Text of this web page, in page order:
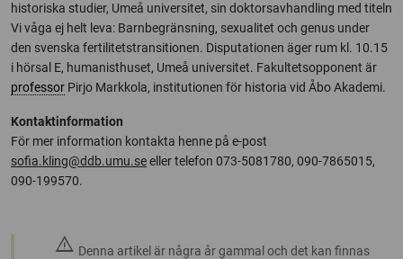
historiska studier, Umeå universitet, sin doktorsavhandling med titeln
Vi våga ej helt leva: Barnbegränsning, sexualitet och genus under
den svenska fertilitetstransitionen. Disputationen äger rum kl. 10.15
i hörsal E, humanisthuset, Umeå universitet. Fakultetsopponent är
professor Pirjo Markkola, institutionen för historia vid Åbo Akademi.
Kontaktinformation
För mer information kontakta henne på e-post
sofia.kling@ddb.umu.seeller telefon 073-5081780, 090-7865015,
090-199570.
warning Denna artikel är några år gammal och det kan finnas